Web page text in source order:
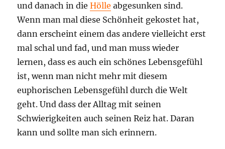
und danach in dieHölle abgesunken sind.
Wenn man mal diese Schönheit gekostet hat,
dann erscheint einem das andere vielleicht erst
mal schal und fad, und man muss wieder
lernen, dass es auch ein schönes Lebensgefühl
ist, wenn man nicht mehr mit diesem
euphorischen Lebensgefühl durch die Welt
geht. Und dass der Alltag mit seinen
Schwierigkeiten auch seinen Reiz hat. Daran
kann und sollte man sich erinnern.